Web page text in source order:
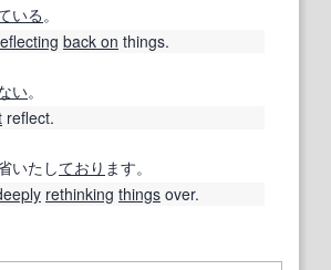
いる 。
back on things.
い。
reflect.
いたしており ます。
rethinking things over.